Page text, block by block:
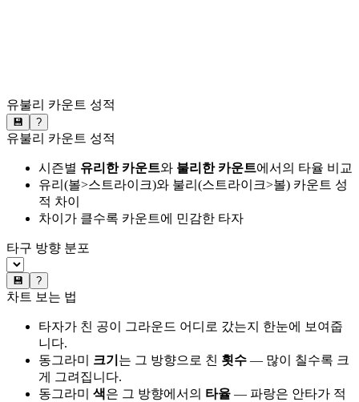
유불리 카운트 성적
💾 ?
유불리 카운트 성적
시즌별 유리한 카운트와 불리한 카운트에서의 타율 비교
유리(볼>스트라이크)와 불리(스트라이크>볼) 카운트 성
적 차이
차이가 클수록 카운트에 민감한 타자
타구 방향 분포
💾 ?
차트 보는 법
타자가 친 공이 그라운드 어디로 갔는지 한눈에 보여줍
니다.
동그라미 크기 는 그 방향으로 친 횟수 — 많이 칠수록 크
게 그려집니다.
동그라미 색은 그 방향에서의 타율 — 파랑은 안타가 적